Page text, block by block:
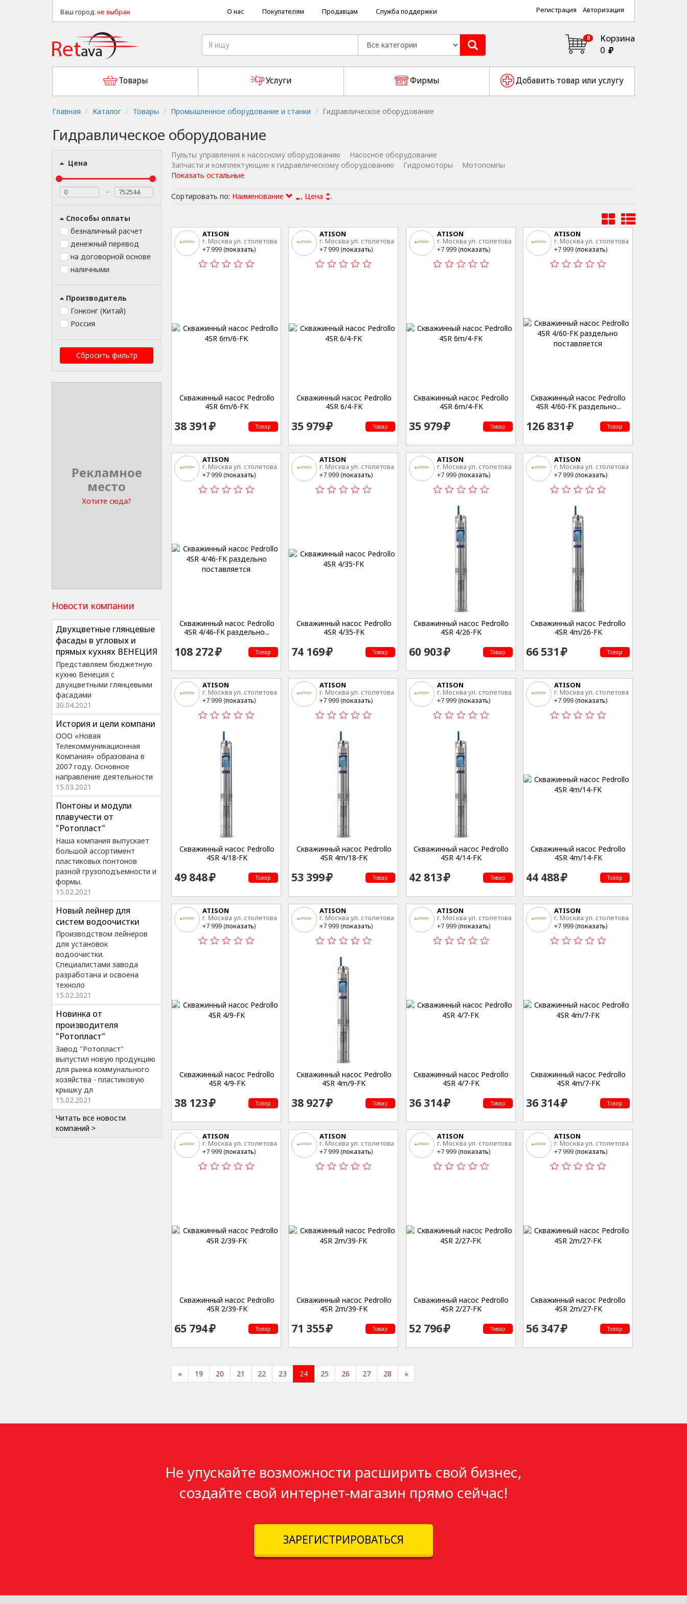
Ваш город: не выбран Регистрация Авторизация
О нас Покупателям Продавцам Служба поддержки
0
Корзина
0
Товары Услуги Фирмы Добавить товар или услугу
Главная Каталог Товары Промышленное оборудование и станки Гидравлическое оборудование
Гидравлическое оборудование
Цена
-
Способы оплаты
безналичный расчет
денежный перевод
на договорной основе
наличными
Производитель
Гонконг (Китай)
Россия
Сбросить фильтр
Рекламное
место
Хотите сюда?
Новости компании
Двухцветные глянцевые
фасады в угловых и
прямых кухнях ВЕНЕЦИЯ
Представляем бюджетную
кухню Венеция с
двухцветными глянцевыми
фасадами
30.04.2021
История и цели компани
ООО «Новая
Телекоммуникационная
Компания» образована в
2007 году. Основное
направление деятельности
15.03.2021
Понтоны и модули
плавучести от
"Ротопласт"
Наша компания выпускает
большой ассортимент
пластиковых понтонов
разной грузоподъемности и
формы.
15.02.2021
Новый лейнер для
систем водоочистки
Производством лейнеров
для установок
водоочистки.
Специалистами завода
разработана и освоена
техноло
15.02.2021
Новинка от
производителя
"Ротопласт"
Завод "Ротопласт"
выпустил новую продукцию
для рынка коммунального
хозяйства - пластиковую
крышку дл
15.02.2021
Читать все новости
компаний >
Пульты управления к насосному оборудованию
Насосное оборудование
Запчасти и комплектующие к гидравлическому оборудованию
Гидромоторы
Мотопомпы
Показать остальные
Сортировать по: Наименование , Цена .
ATISON
г. Москва ул. столетова
15
+7 999 (показать)
Скважинный насос Pedrollo
4SR 6m/6-FK
38 391 Товар
ATISON
г. Москва ул. столетова
15
+7 999 (показать)
Скважинный насос Pedrollo
4SR 6/4-FK
35 979 Товар
ATISON
г. Москва ул. столетова
15
+7 999 (показать)
Скважинный насос Pedrollo
4SR 6m/4-FK
35 979 Товар
ATISON
г. Москва ул. столетова
15
+7 999 (показать)
Скважинный насос Pedrollo
4SR 4/60-FK раздельно...
126 831 Товар
ATISON
г. Москва ул. столетова
15
+7 999 (показать)
Скважинный насос Pedrollo
4SR 4/46-FK раздельно...
108 272 Товар
ATISON
г. Москва ул. столетова
15
+7 999 (показать)
Скважинный насос Pedrollo
4SR 4/35-FK
74 169 Товар
ATISON
г. Москва ул. столетова
15
+7 999 (показать)
Скважинный насос Pedrollo
4SR 4/26-FK
60 903 Товар
ATISON
г. Москва ул. столетова
15
+7 999 (показать)
Скважинный насос Pedrollo
4SR 4m/26-FK
66 531 Товар
ATISON
г. Москва ул. столетова
15
+7 999 (показать)
Скважинный насос Pedrollo
4SR 4/18-FK
49 848 Товар
ATISON
г. Москва ул. столетова
15
+7 999 (показать)
Скважинный насос Pedrollo
4SR 4m/18-FK
53 399 Товар
ATISON
г. Москва ул. столетова
15
+7 999 (показать)
Скважинный насос Pedrollo
4SR 4/14-FK
42 813 Товар
ATISON
г. Москва ул. столетова
15
+7 999 (показать)
Скважинный насос Pedrollo
4SR 4m/14-FK
44 488 Товар
ATISON
г. Москва ул. столетова
15
+7 999 (показать)
Скважинный насос Pedrollo
4SR 4/9-FK
38 123 Товар
ATISON
г. Москва ул. столетова
15
+7 999 (показать)
Скважинный насос Pedrollo
4SR 4m/9-FK
38 927 Товар
ATISON
г. Москва ул. столетова
15
+7 999 (показать)
Скважинный насос Pedrollo
4SR 4/7-FK
36 314 Товар
ATISON
г. Москва ул. столетова
15
+7 999 (показать)
Скважинный насос Pedrollo
4SR 4m/7-FK
36 314 Товар
ATISON
г. Москва ул. столетова
15
+7 999 (показать)
Скважинный насос Pedrollo
4SR 2/39-FK
65 794 Товар
ATISON
г. Москва ул. столетова
15
+7 999 (показать)
Скважинный насос Pedrollo
4SR 2m/39-FK
71 355 Товар
ATISON
г. Москва ул. столетова
15
+7 999 (показать)
Скважинный насос Pedrollo
4SR 2/27-FK
52 796 Товар
ATISON
г. Москва ул. столетова
15
+7 999 (показать)
Скважинный насос Pedrollo
4SR 2m/27-FK
56 347 Товар
« 19 20 21 22 23 24 25 26 27 28 »
Не упускайте возможности расширить свой бизнес,
создайте свой интернет-магазин прямо сейчас!
ЗАРЕГИСТРИРОВАТЬСЯ